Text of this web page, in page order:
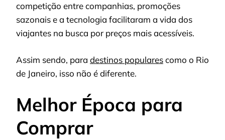
competição entre companhias, promoções
sazonais e a tecnologia facilitaram a vida dos
viajantes na busca por preços mais acessíveis.
Assim sendo, para destinos popularescomo o Rio
de Janeiro, isso não é diferente.
Melhor Época para
Comprar